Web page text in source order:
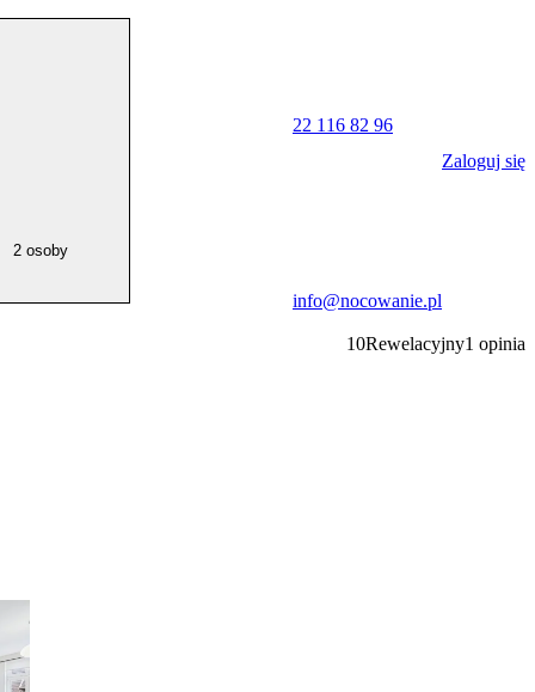
2 osoby
22 116 82 96
info@nocowanie.pl
Zaloguj się
10Rewelacyjny1 opinia